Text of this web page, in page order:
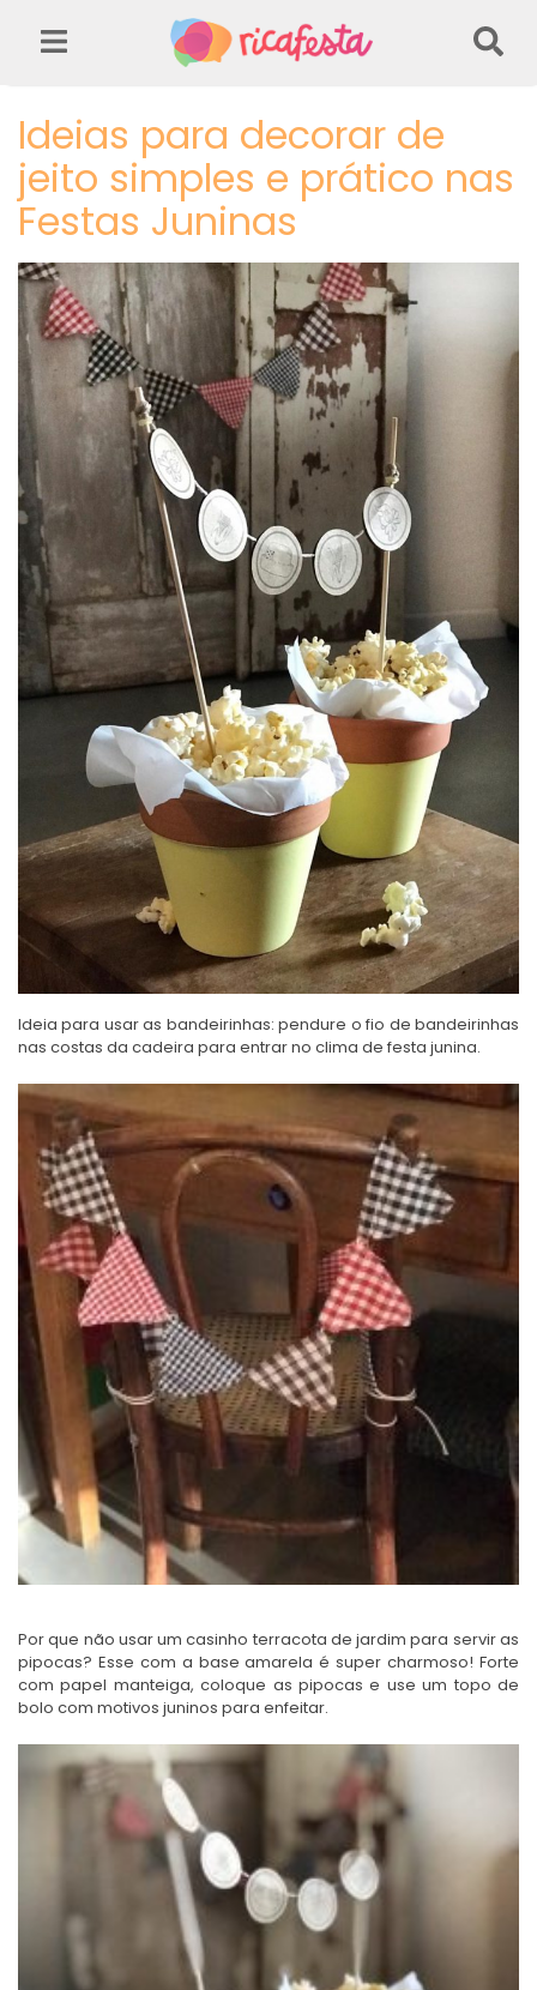
Ideias para decorar de
jeito simples e prático nas
Festas Juninas
Ideia para usar as bandeirinhas: pendure o fio de bandeirinhas
nas costas da cadeira para entrar no clima de festa junina.
Por que não usar um casinho terracota de jardim para servir as
pipocas? Esse com a base amarela é super charmoso! Forte
com papel manteiga, coloque as pipocas e use um topo de
bolo com motivos juninos para enfeitar.